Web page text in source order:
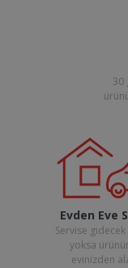
30
Evden Eve
Servise
yoksa
evinizden